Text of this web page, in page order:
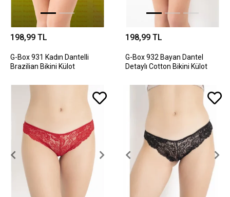
198,99 TL
G-Box 931 Kadın Dantelli
Brazilian Bikini Külot
198,99 TL
G-Box 932 Bayan Dantel
Detaylı Cotton Bikini Külot